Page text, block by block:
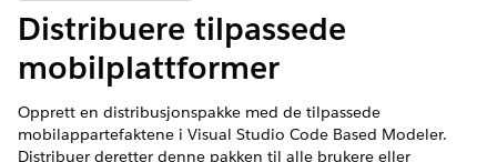
Distribuere tilpassede
mobilplattformer
Opprett en distribusjonspakke med de tilpassede
mobilappartefaktene i Visual Studio Code Based Modeler.
Distribuer deretter denne pakken til alle brukere eller